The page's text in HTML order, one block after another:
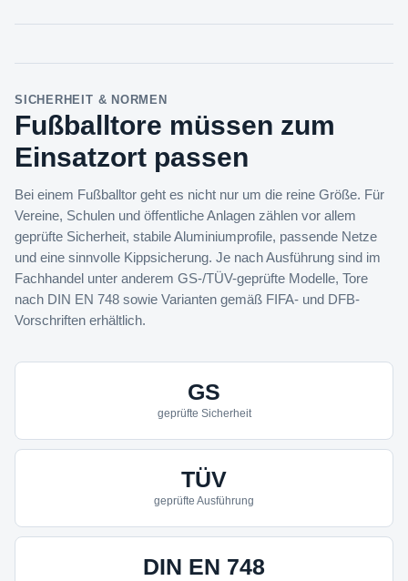
SICHERHEIT & NORMEN
Fußballtore müssen zum
Einsatzort passen
Bei einem Fußballtor geht es nicht nur um die reine Größe. Für
Vereine, Schulen und öffentliche Anlagen zählen vor allem
geprüfte Sicherheit, stabile Aluminiumprofile, passende Netze
und eine sinnvolle Kippsicherung. Je nach Ausführung sind im
Fachhandel unter anderem GS-/TÜV-geprüfte Modelle, Tore
nach DIN EN 748 sowie Varianten gemäß FIFA- und DFB-
Vorschriften erhältlich.
GS
geprüfte Sicherheit
TÜV
geprüfte Ausführung
DIN EN 748